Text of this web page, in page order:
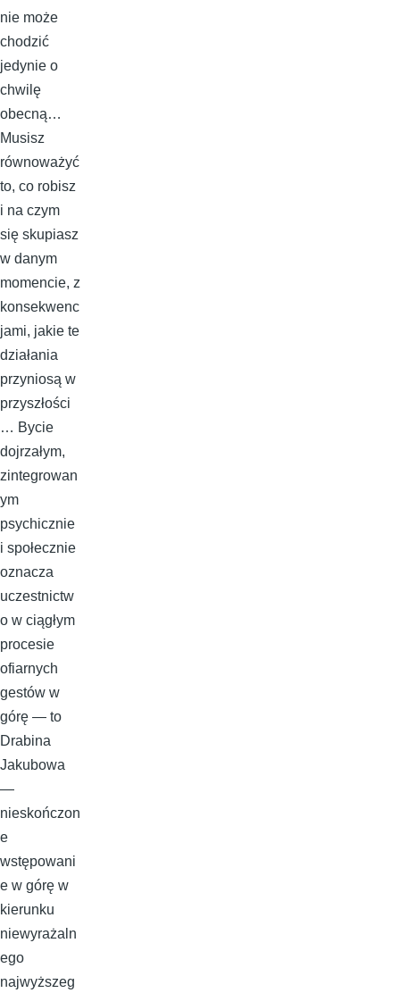
nie może
chodzić
jedynie o
chwilę
obecną…
Musisz
równoważyć
to, co robisz
i na czym
się skupiasz
w danym
momencie, z
konsekwenc
jami, jakie te
działania
przyniosą w
przyszłości
… Bycie
dojrzałym,
zintegrowan
ym
psychicznie
i społecznie
oznacza
uczestnictw
o w ciągłym
procesie
ofiarnych
gestów w
górę — to
Drabina
Jakubowa
—
nieskończon
e
wstępowani
e w górę w
kierunku
niewyrażaln
ego
najwyższeg